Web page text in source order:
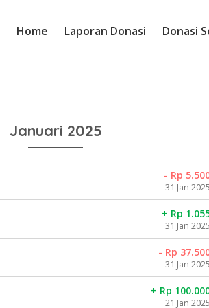
Home Laporan Donasi Donasi
Januari 2025
- Rp
31 Jan
+ Rp
31 Jan
- Rp
31 Jan
+ Rp
21 Jan